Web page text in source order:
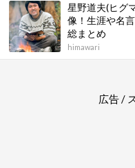
星野道夫(ヒグ
像！生涯や名
総まとめ
himawari
広告 /